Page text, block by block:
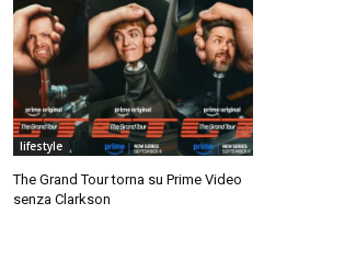
lifestyle
The Grand Tour torna su Prime Video
senza Clarkson